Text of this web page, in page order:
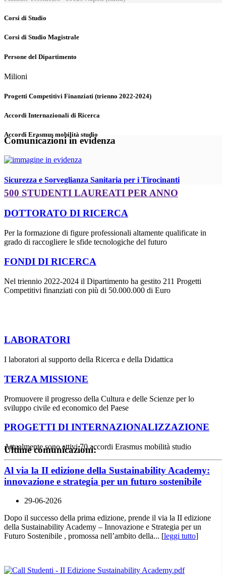
Corsi di Studio
Corsi di Studio Magistrale
Persone del Dipartimento
Milioni
Progetti Competitivi Finanziati (trienno 2022-2024)
Accordi Internazionali di Ricerca
Accordi Erasmus mobilità studio
Comunicazioni in evidenza
Sicurezza e Sorveglianza Sanitaria per i Tirocinanti
500 STUDENTI LAUREATI PER ANNO
DOTTORATO DI RICERCA
Per la formazione di figure professionali altamente qualificate in
grado di raccogliere le sfide tecnologiche del futuro
FONDI DI RICERCA
Nel triennio 2022-2024 il Dipartimento ha gestito 211 Progetti
Competitivi finanziati con più di 50.000.000 di Euro
LABORATORI
I laboratori al supporto della Ricerca e della Didattica
TERZA MISSIONE
Promuovere il progresso della Cultura e delle Scienze per lo
sviluppo civile ed economico del Paese
PROGETTI DI INTERNAZIONALIZZAZIONE
Attualmente sono attivi 70 accordi Erasmus mobilità studio
Ultime comunicazioni:
Al via la II edizione della Sustainability Academy:
innovazione e strategia per un futuro sostenibile
29-06-2026
Dopo il successo della prima edizione, prende il via la II edizione
della Sustainability Academy – Innovazione e Strategia per un
Futuro Sostenibile , promossa nell’ambito della... [leggi tutto]